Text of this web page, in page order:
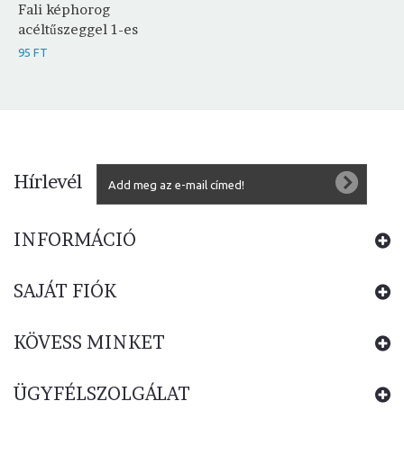
Fali képhorog
acéltűszeggel 1-es
95 FT
Hírlevél
INFORMÁCIÓ
SAJÁT FIÓK
KÖVESS MINKET
ÜGYFÉLSZOLGÁLAT